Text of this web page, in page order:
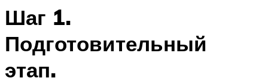
Шаг 1.
Подготовительный
этап.